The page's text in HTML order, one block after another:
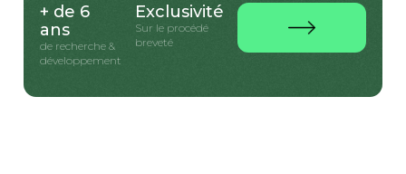
+ de 6
ans
de recherche &
développement
Exclusivité
Sur le procédé
breveté